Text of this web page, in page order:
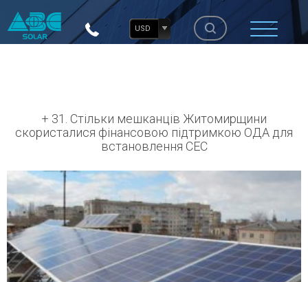
USD
+ 31. Cтільки мешканців Житомирщини
скористалися фінансовою підтримкою ОДА для
встановлення СЕС